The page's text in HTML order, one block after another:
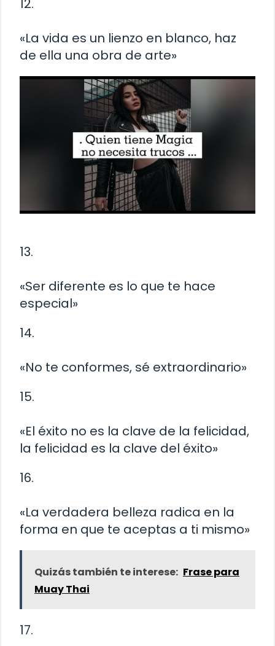
12.
«La vida es un lienzo en blanco, haz
de ella una obra de arte»
13.
«Ser diferente es lo que te hace
especial»
14.
«No te conformes, sé extraordinario»
15.
«El éxito no es la clave de la felicidad,
la felicidad es la clave del éxito»
16.
«La verdadera belleza radica en la
forma en que te aceptas a ti mismo»
Quizás también te interese: Frase para
Muay Thai
17.